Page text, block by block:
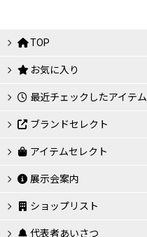
TOP
お気に入り
最近チェックしたアイテム
ブランドセレクト
アイテムセレクト
展示会案内
ショップリスト
代表者あいさつ